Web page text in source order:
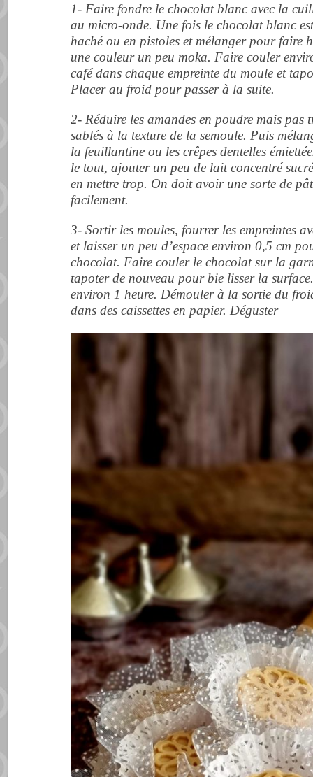
1- Faire fondre le chocolat blanc avec la
au micro-onde. Une fois le chocolat blanc
haché ou en pistoles et mélanger pour faire
une couleur un peu moka. Faire couler
café dans chaque empreinte du moule et
Placer au froid pour passer à la suite.
2- Réduire les amandes en poudre mais pas
sablés à la texture de la semoule. Puis
la feuillantine ou les crêpes dentelles
le tout, ajouter un peu de lait concentré
en mettre trop. On doit avoir une sorte de
facilement.
3- Sortir les moules, fourrer les empreintes
et laisser un peu d’espace environ 0,5 cm
chocolat. Faire couler le chocolat sur la
tapoter de nouveau pour bie lisser la
environ 1 heure. Démouler à la sortie du
dans des caissettes en papier. Déguster